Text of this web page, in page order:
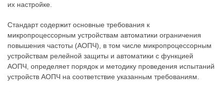
их настройке.
Стандарт содержит основные требования к
микропроцессорным устройствам автоматики ограничения
повышения частоты (АОПЧ), в том числе микропроцессорным
устройствам релейной защиты и автоматики с функцией
АОПЧ, определяет порядок и методику проведения испытаний
устройств АОПЧ на соответствие указанным требованиям.